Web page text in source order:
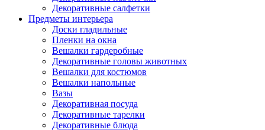
Декоративные салфетки
Предметы интерьера
Доски гладильные
Пленки на окна
Вешалки гардеробные
Декоративные головы животных
Вешалки для костюмов
Вешалки напольные
Вазы
Декоративная посуда
Декоративные тарелки
Декоративные блюда